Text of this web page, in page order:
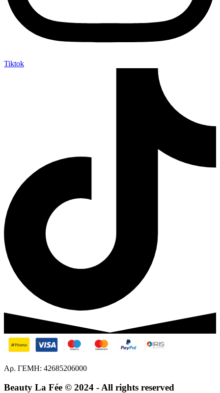
Tiktok
Αρ. ΓΕΜΗ: 42685206000
Beauty La Fée © 2024 - All rights reserved